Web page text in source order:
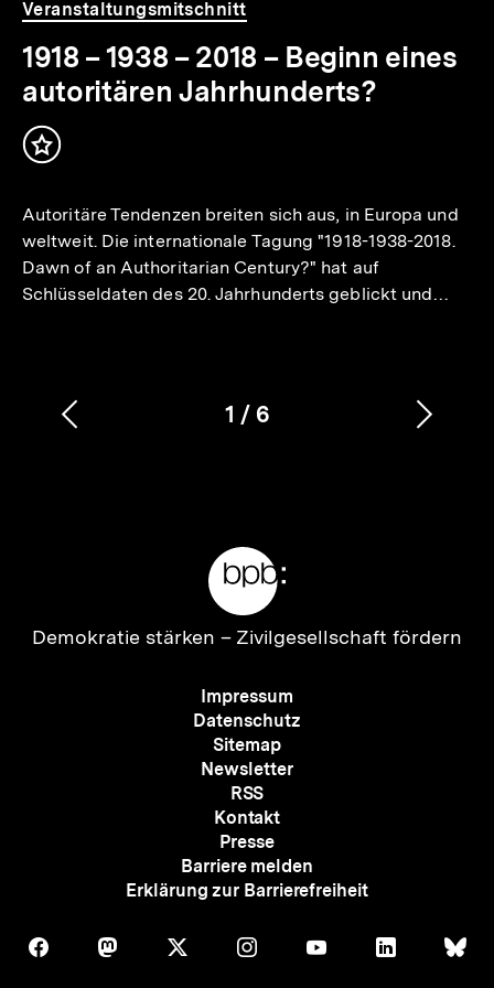
Video
Dauer
3
Min.
Veranstaltungsmitschnitt
1918 – 1938 – 2018 – Beginn eines
autoritären Jahrhunderts?
Inhalt
Autoritäre Tendenzen breiten sich aus, in Europa und
weltweit. Die internationale Tagung "1918-1938-2018.
Dawn of an Authoritarian Century?" hat auf
Schlüsseldaten des 20. Jahrhunderts geblickt und…
Karussellinhalt
1
von
/ 6
Vorherigen
Zur
Demokratie stärken – Zivilgesellschaft fördern
Meta-
Navigation
Impressum
Datenschutz
Sitemap
Newsletter
RSS
Kontakt
Presse
Barriere melden
Erklärung zur Barrierefreiheit
Folgen
Auf
Folgen Folgen Folgen
Auf
Folgen Folgen